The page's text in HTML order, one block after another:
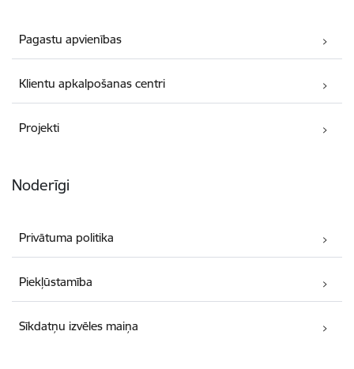
Pagastu apvienības
Klientu apkalpošanas centri
Projekti
Noderīgi
Privātuma politika
Piekļūstamība
Sīkdatņu izvēles maiņa